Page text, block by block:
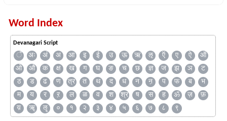
Word Index
Devanagari Script
ँ अः अं अ आ इ ई उ ऊ ऋ ऌ ऍ ए ऐ
ऑ
ओ
औ क क्ष ख ग घ ङ च छ ज्ञ ज झ ञ
ट
ठ
ड ढ ण त्र त थ द ध न ऩ प फ ब
भ
म
य र ऱ ल ळ व श श्र ष स ह ॐ ज़
फ़
य़
ॠ ॡ ० १ २ ३ ४ ५ ६ ७ ८ ९